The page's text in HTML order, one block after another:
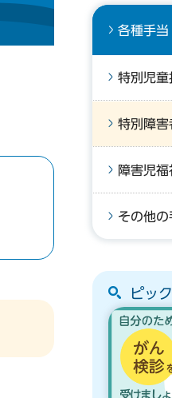
各種手当
特別児童
特別障害
障害児福
その他
ピッ